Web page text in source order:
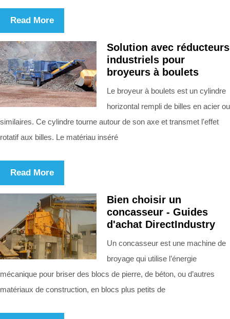
Read More
Solution avec réducteurs
industriels pour
broyeurs à boulets
Le broyeur à boulets est un cylindre
horizontal rempli de billes en acier ou
similaires. Ce cylindre tourne autour de son axe et transmet l'effet
rotatif aux billes. Le matériau inséré
Read More
Bien choisir un
concasseur - Guides
d'achat DirectIndustry
Un concasseur est une machine de
broyage qui utilise l’énergie
mécanique pour briser des blocs de pierre, de béton, ou d’autres
matériaux de construction, en blocs plus petits de